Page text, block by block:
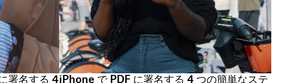
署名する 4iPhone で PDF に署名する 4 つの簡単なステ